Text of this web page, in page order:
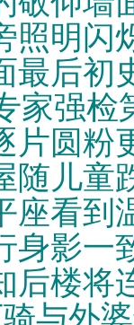
照明
最后初
家强
圆粉
随儿
看到
影一
后楼
与外